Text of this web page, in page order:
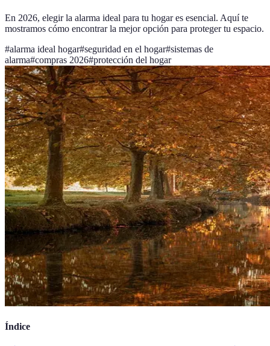
En 2026, elegir la alarma ideal para tu hogar es esencial. Aquí te
mostramos cómo encontrar la mejor opción para proteger tu espacio.
#alarma ideal hogar#seguridad en el hogar#sistemas de
alarma#compras 2026#protección del hogar
Índice